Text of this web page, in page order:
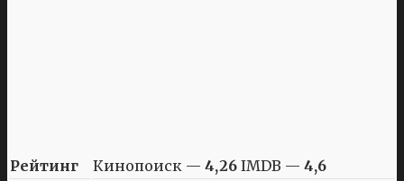
Рейтинг Кинопоиск — 4,26 IMDB — 4,6